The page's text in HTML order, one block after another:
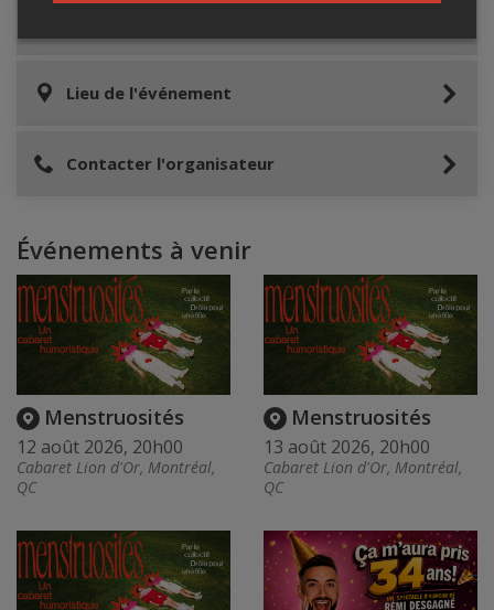
Lieu de l'événement
Contacter l'organisateur
Événements à venir
Menstruosités
12 août 2026, 20h00
Cabaret Lion d'Or, Montréal,
QC
Menstruosités
13 août 2026, 20h00
Cabaret Lion d'Or, Montréal,
QC